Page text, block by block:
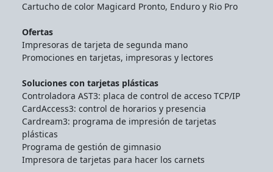
Cartucho de color Magicard Pronto, Enduro y Rio Pro
Ofertas
Impresoras de tarjeta de segunda mano
Promociones en tarjetas, impresoras y lectores
Soluciones con tarjetas plásticas
Controladora AST3: placa de control de acceso TCP/IP
CardAccess3: control de horarios y presencia
Cardream3: programa de impresión de tarjetas
plásticas
Programa de gestión de gimnasio
Impresora de tarjetas para hacer los carnets